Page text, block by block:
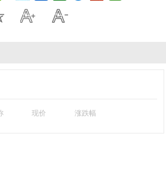
现价 涨跌幅